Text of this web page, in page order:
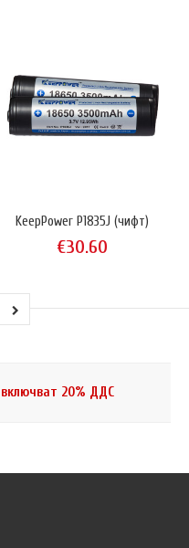
KeepPower P1835J (чифт)
€30.60
20% ДДС